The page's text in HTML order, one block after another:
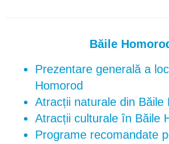
Băile
Prezentare generală a
Homorod
Atracții naturale din Băile
Atracții culturale în Băile
Programe recomandate